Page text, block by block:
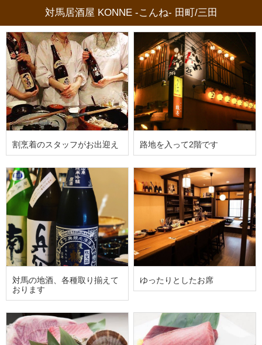
対馬居酒屋 KONNE -こんね- 田町/三田
割烹着のスタッフがお出迎え 路地を入って2階です
対馬の地酒、各種取り揃えて
おります
ゆったりとしたお席